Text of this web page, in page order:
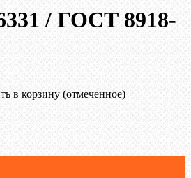
/ ГОСТ 8918-
в корзину (отмеченное)